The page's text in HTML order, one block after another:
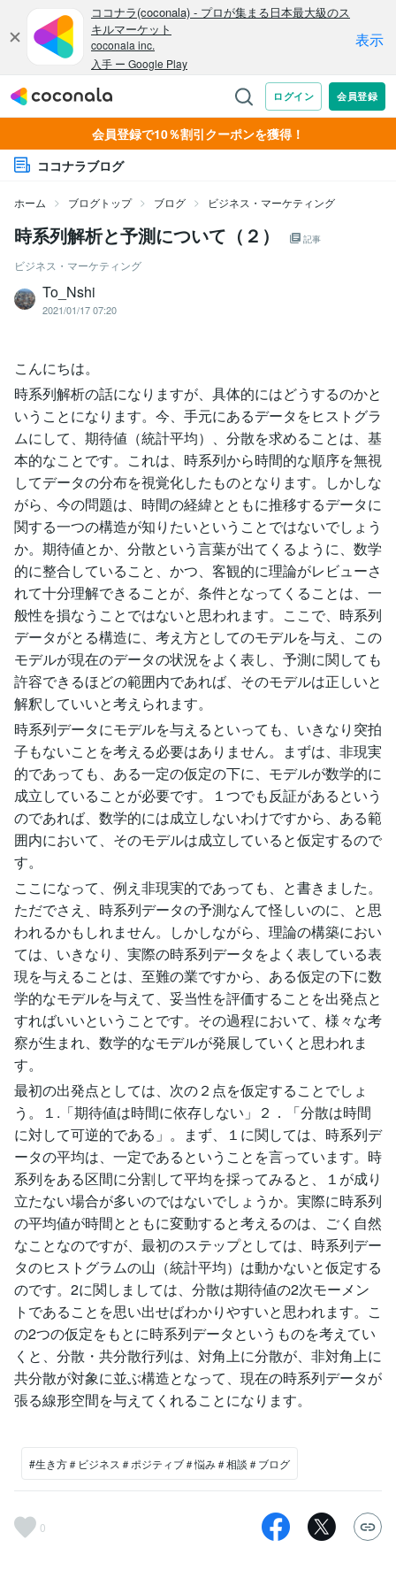
会員登録で10％割引クーポンを獲得！
ココナラブログ
ホーム ブログトップ ブログ ビジネス・マーケティング
時系列解析と予測について（２） 記事
ビジネス・マーケティング
To_Nshi
2021/01/17 07:20
こんにちは。
時系列解析の話になりますが、具体的にはどうするのかと
いうことになります。今、手元にあるデータをヒストグラ
ムにして、期待値（統計平均）、分散を求めることは、基
本的なことです。これは、時系列から時間的な順序を無視
してデータの分布を視覚化したものとなります。しかしな
がら、今の問題は、時間の経緯とともに推移するデータに
関する一つの構造が知りたいということではないでしょう
か。期待値とか、分散という言葉が出てくるように、数学
的に整合していること、かつ、客観的に理論がレビューさ
れて十分理解できることが、条件となってくることは、一
般性を損なうことではないと思われます。ここで、時系列
データがとる構造に、考え方としてのモデルを与え、この
モデルが現在のデータの状況をよく表し、予測に関しても
許容できるほどの範囲内であれば、そのモデルは正しいと
解釈していいと考えられます。
時系列データにモデルを与えるといっても、いきなり突拍
子もないことを考える必要はありません。まずは、非現実
的であっても、ある一定の仮定の下に、モデルが数学的に
成立していることが必要です。１つでも反証があるという
のであれば、数学的には成立しないわけですから、ある範
囲内において、そのモデルは成立していると仮定するので
す。
ここになって、例え非現実的であっても、と書きました。
ただでさえ、時系列データの予測なんて怪しいのに、と思
われるかもしれません。しかしながら、理論の構築におい
ては、いきなり、実際の時系列データをよく表している表
現を与えることは、至難の業ですから、ある仮定の下に数
学的なモデルを与えて、妥当性を評価することを出発点と
すればいいということです。その過程において、様々な考
察が生まれ、数学的なモデルが発展していくと思われま
す。
最初の出発点としては、次の２点を仮定することでしょ
う。１.「期待値は時間に依存しない」２．「分散は時間
に対して可逆的である」。まず、１に関しては、時系列デ
ータの平均は、一定であるということを言っています。時
系列をある区間に分割して平均を採ってみると、１が成り
立たない場合が多いのではないでしょうか。実際に時系列
の平均値が時間とともに変動すると考えるのは、ごく自然
なことなのですが、最初のステップとしては、時系列デー
タのヒストグラムの山（統計平均）は動かないと仮定する
のです。2に関しましては、分散は期待値の2次モーメン
トであることを思い出せばわかりやすいと思われます。こ
の2つの仮定をもとに時系列データというものを考えてい
くと、分散・共分散行列は、対角上に分散が、非対角上に
共分散が対象に並ぶ構造となって、現在の時系列データが
張る線形空間を与えてくれることになります。
#生き方＃ビジネス＃ポジティブ＃悩み＃相談＃ブログ
0